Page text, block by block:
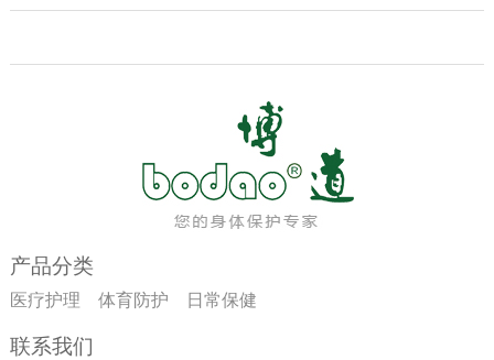
产品分类
医疗护理 体育防护 日常保健
联系我们